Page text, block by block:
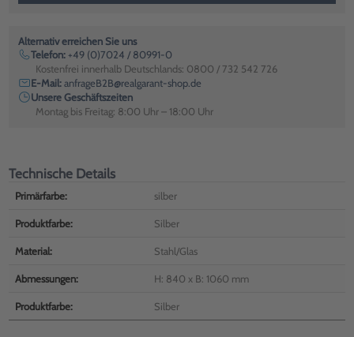
Alternativ erreichen Sie uns
Telefon: +49 (0)7024 / 80991-0
Kostenfrei innerhalb Deutschlands: 0800 / 732 542 726
E-Mail:anfrageB2B@realgarant-shop.de
Unsere Geschäftszeiten
Montag bis Freitag: 8:00 Uhr – 18:00 Uhr
Technische Details
Primärfarbe: silber
Produktfarbe: Silber
Material: Stahl/Glas
Abmessungen: H: 840 x B: 1060 mm
Produktfarbe: Silber